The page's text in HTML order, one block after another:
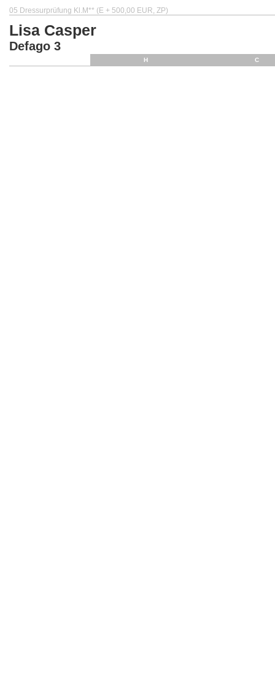
05 Dressurprüfung Kl.M** (E + 500,00 EUR, ZP)
Lisa Casper
Defago 3
H C